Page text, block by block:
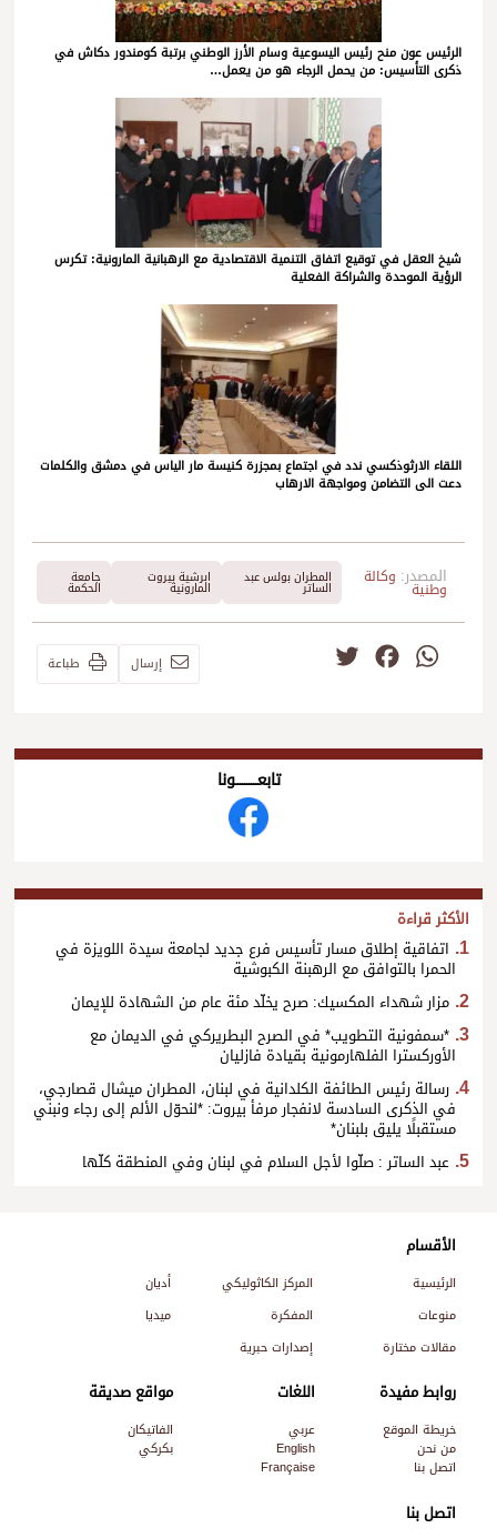
الرئيس عون منح رئيس اليسوعية وسام الأرز الوطني برتبة كومندور دكاش في
ذكرى التأسيس: من يحمل الرجاء هو من يعمل…
شيخ العقل في توقيع اتفاق التنمية الاقتصادية مع الرهبانية المارونية: تكرس
الرؤية الموحدة والشراكة الفعلية
اللقاء الارثوذكسي ندد في اجتماع بمجزرة كنيسة مار الياس في دمشق والكلمات
دعت الى التضامن ومواجهة الارهاب
المصدر: وكالة
وطنية
المطران بولس عبد
الساتر
ابرشية بيروت
المارونية
جامعة
الحكمة
WhatsApp
Facebook إرسال طباعة
تابعــــــــــونا
الأكثر قراءة
اتفاقية إطلاق مسار تأسيس فرع جديد لجامعة سيدة اللويزة في
الحمرا بالتوافق مع الرهبنة الكبوشية
مزار شهداء المكسيك: صرح يخلّد مئة عام من الشهادة للإيمان
*سمفونية التطويب* في الصرح البطريركي في الديمان مع
الأوركسترا الفلهارمونية بقيادة فازليان
رسالة رئيس الطائفة الكلدانية في لبنان، المطران ميشال قصارجي،
في الذكرى السادسة لانفجار مرفأ بيروت: *لنحوّل الألم إلى رجاء ونبني
مستقبلًا يليق بلبنان*
عبد الساتر : صلّوا لأجل السلام في لبنان وفي المنطقة كلّها
اتصل بنا
الأقسام
الرئيسية المركز الكاثوليكي
أديان
منوعات
المفكرة
ميديا
مقالات مختارة
إصدارات حبرية
روابط مفيدة
خريطة الموقع
من نحن
اتصل بنا
اللغات
عربي
English
Française
مواقع صديقة
الفاتيكان
بكركي